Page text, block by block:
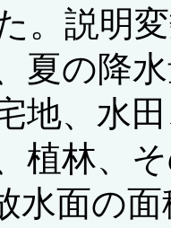
。説明
夏の降
地、水
植林、
水面の